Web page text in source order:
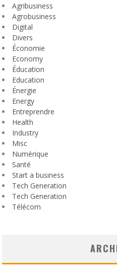
Agribusiness
Agrobusiness
Digital
Divers
Économie
Economy
Éducation
Education
Énergie
Energy
Entreprendre
Health
Industry
Misc
Numérique
Santé
Start a business
Tech Generation
Tech Generation
Télécom